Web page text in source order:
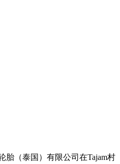
（泰国）有限公司在Tajam村